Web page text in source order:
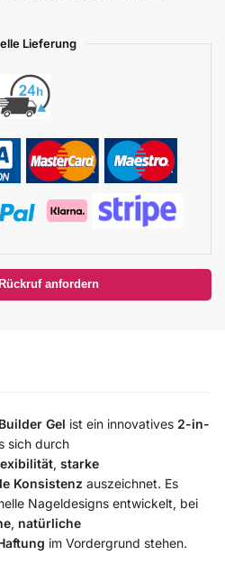
Lieferung
anfordern
Gel ist ein innovatives 2-in-
sich durch
, starke
Konsistenz auszeichnet. Es
Nageldesigns entwickelt, bei
, natürliche
im Vordergrund stehen.